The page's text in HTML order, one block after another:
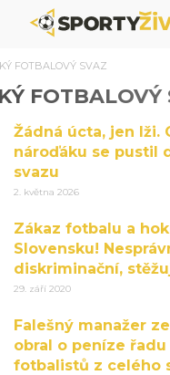
FOTBALOVÝ SVAZ
FOTBALOVÝ
Žádná úcta, jen lži.
nároďáku se pustil
svazu
2. května 2026
Zákaz fotbalu a
Slovensku!
diskriminační,
29. září 2020
Falešný manažer
obral o peníze
fotbalistů z celého